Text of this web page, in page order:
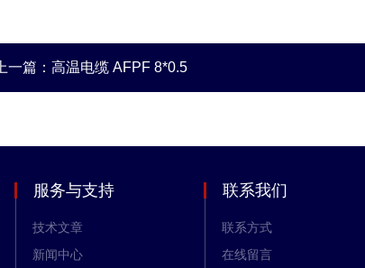
上一篇： 高温电缆 AFPF 8*0.5
服务与支持
技术文章
新闻中心
联系我们
联系方式
在线留言